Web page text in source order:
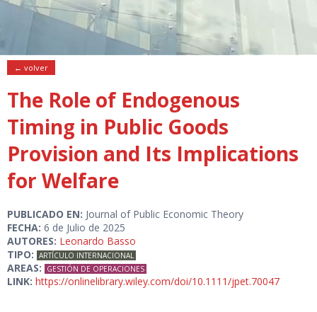
← volver
The Role of Endogenous
Timing in Public Goods
Provision and Its Implications
for Welfare
PUBLICADO EN: Journal of Public Economic Theory
FECHA: 6 de Julio de 2025
AUTORES: Leonardo Basso
TIPO: ARTÍCULO INTERNACIONAL
AREAS: GESTIÓN DE OPERACIONES
LINK: https://onlinelibrary.wiley.com/doi/10.1111/jpet.70047